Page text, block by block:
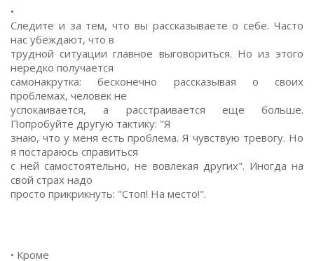
•
Следите и за тем, что вы рассказываете о себе. Часто
нас убеждают, что в
трудной ситуации главное выговориться. Но из этого
нередко получается
самонакрутка: бесконечно рассказывая о своих
проблемах, человек не
успокаивается, а расстраивается еще больше.
Попробуйте другую тактику: "Я
знаю, что у меня есть проблема. Я чувствую тревогу. Но
я постараюсь справиться
с ней самостоятельно, не вовлекая других". Иногда на
свой страх надо
просто прикрикнуть: "Стоп! На место!".
• Кроме